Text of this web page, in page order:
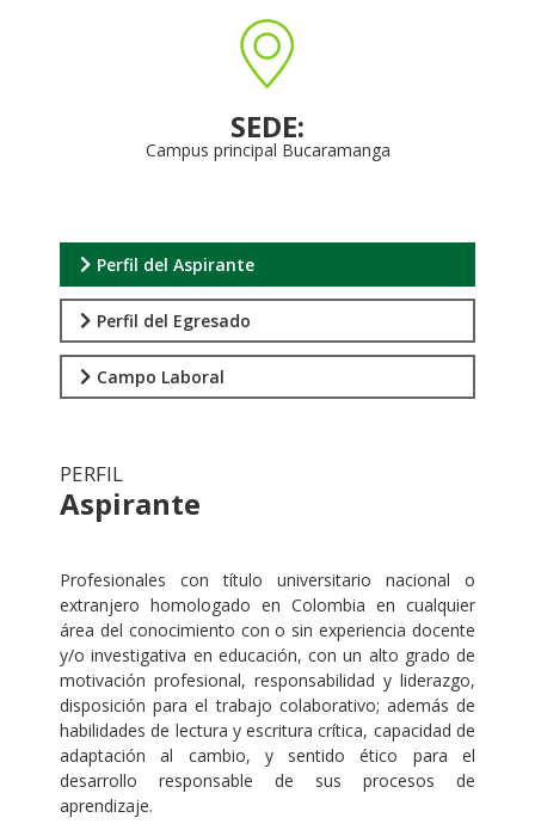
SEDE:
Campus principal Bucaramanga
Perfil del Aspirante
Perfil del Egresado
Campo Laboral
PERFIL
Aspirante
Profesionales con título universitario nacional o
extranjero homologado en Colombia en cualquier
área del conocimiento con o sin experiencia docente
y/o investigativa en educación, con un alto grado de
motivación profesional, responsabilidad y liderazgo,
disposición para el trabajo colaborativo; además de
habilidades de lectura y escritura crítica, capacidad de
adaptación al cambio, y sentido ético para el
desarrollo responsable de sus procesos de
aprendizaje.